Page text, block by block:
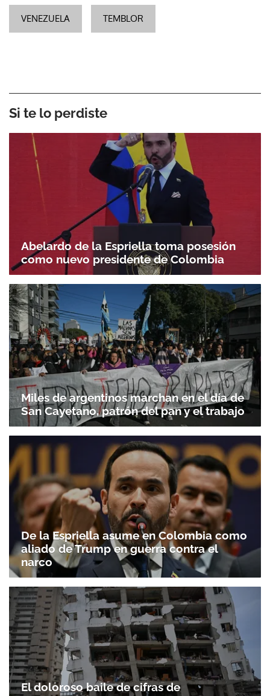
VENEZUELA TEMBLOR
Si te lo perdiste
Abelardo de la Espriella toma posesión
como nuevo presidente de Colombia
Miles de argentinos marchan en el día de
San Cayetano, patrón del pan y el trabajo
De la Espriella asume en Colombia como
aliado de Trump en guerra contra el
narco
El doloroso baile de cifras de